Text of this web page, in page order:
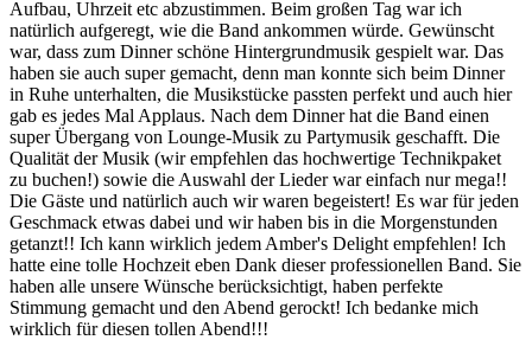
Aufbau, Uhrzeit etc abzustimmen. Beim großen Tag war ich
natürlich aufgeregt, wie die Band ankommen würde. Gewünscht
war, dass zum Dinner schöne Hintergrundmusik gespielt war. Das
haben sie auch super gemacht, denn man konnte sich beim Dinner
in Ruhe unterhalten, die Musikstücke passten perfekt und auch hier
gab es jedes Mal Applaus. Nach dem Dinner hat die Band einen
super Übergang von Lounge-Musik zu Partymusik geschafft. Die
Qualität der Musik (wir empfehlen das hochwertige Technikpaket
zu buchen!) sowie die Auswahl der Lieder war einfach nur mega!!
Die Gäste und natürlich auch wir waren begeistert! Es war für jeden
Geschmack etwas dabei und wir haben bis in die Morgenstunden
getanzt!! Ich kann wirklich jedem Amber's Delight empfehlen! Ich
hatte eine tolle Hochzeit eben Dank dieser professionellen Band. Sie
haben alle unsere Wünsche berücksichtigt, haben perfekte
Stimmung gemacht und den Abend gerockt! Ich bedanke mich
wirklich für diesen tollen Abend!!!